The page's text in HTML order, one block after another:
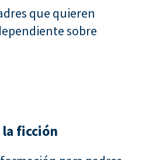
que quieren
sobre
la ficción